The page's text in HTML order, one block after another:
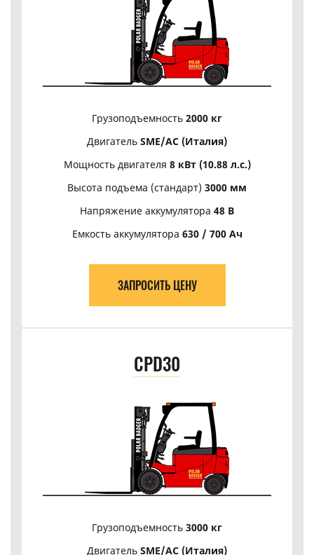
Грузоподъемность 2000 кг
Двигатель SME/АС (Италия)
Мощность двигателя 8 кВт (10.88 л.с.)
Высота подъема (стандарт) 3000 мм
Напряжение аккумулятора 48 В
Емкость аккумулятора 630 / 700 Ач
ЗАПРОСИТЬ ЦЕНУ
CPD30
Грузоподъемность 3000 кг
Двигатель SME/АС (Италия)